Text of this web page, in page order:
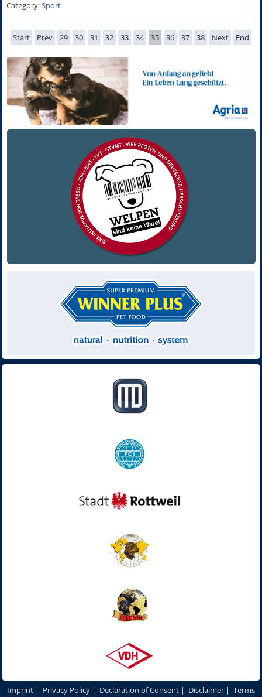
Category:Sport
Start Prev 29 30 31 32 33 34 35 36 37 38 Next End
Imprint | Privacy Policy | Declaration of Consent | Disclaimer | Terms